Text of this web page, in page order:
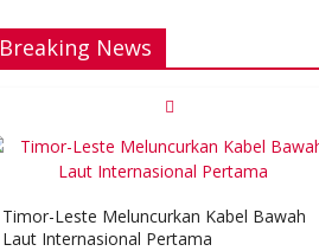
Breaking News
Timor-Leste Meluncurkan Kabel Bawah
Laut Internasional Pertama